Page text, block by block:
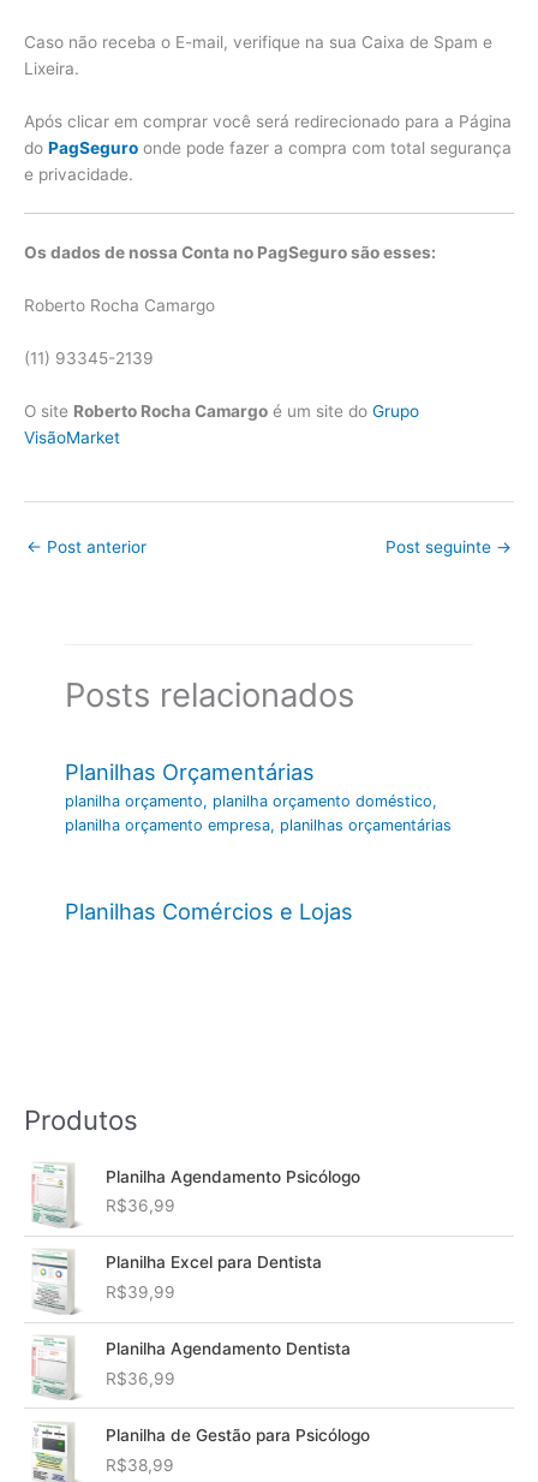
Caso não receba o E-mail, verifique na sua Caixa de Spam e
Lixeira.
Após clicar em comprar você será redirecionado para a Página
do PagSeguro onde pode fazer a compra com total segurança
e privacidade.
Os dados de nossa Conta no PagSeguro são esses:
Roberto Rocha Camargo
(11) 93345-2139
O site Roberto Rocha Camargo é um site do Grupo
VisãoMarket
← Post anterior Post seguinte →
Posts relacionados
Planilhas Orçamentárias
planilha orçamento, planilha orçamento doméstico,
planilha orçamento empresa, planilhas orçamentárias
Planilhas Comércios e Lojas
Produtos
Planilha Agendamento Psicólogo
R$36,99
Planilha Excel para Dentista
R$39,99
Planilha Agendamento Dentista
R$36,99
Planilha de Gestão para Psicólogo
R$38,99